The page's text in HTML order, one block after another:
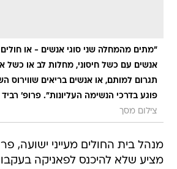
"מתים מהמחלה שני סוגי אנשים - או
אנשים עם כשל חיסוני, מחלות לב או
תגרום למותם, או אנשים בריאים
פוגע בדרכי הנשימה העליונות". פרופ' רביד
צילום מסך
מנהל בית החולים מעייני ישועה,
מציע שלא להיכנס לפאניקה